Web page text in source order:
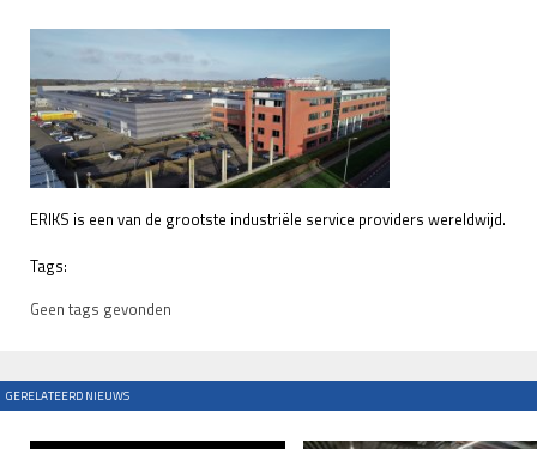
ERIKS is een van de grootste industriële service providers wereldwijd.
Tags:
Geen tags gevonden
GERELATEERD NIEUWS